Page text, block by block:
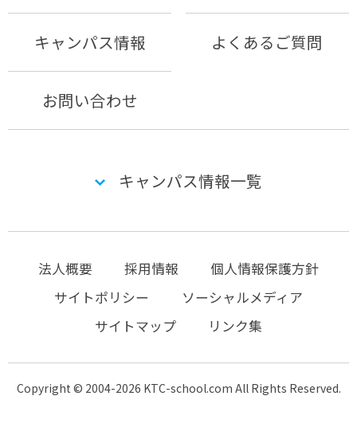
キャンパス情報 よくあるご質問
お問い合わせ
キャンパス情報一覧
法人概要 採用情報
個人情報保護方針
サイトポリシー
ソーシャルメディア
サイトマップ
リンク集
Copyright © 2004-2026 KTC-school.com All Rights Reserved.